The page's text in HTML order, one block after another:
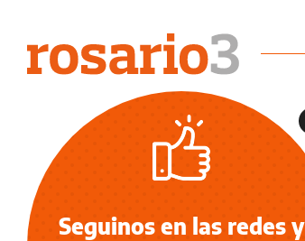
Seguinos en las redes y